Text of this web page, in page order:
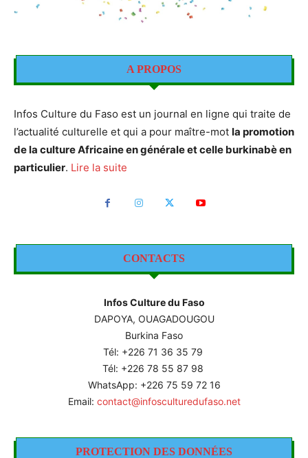
A PROPOS
Infos Culture du Faso est un journal en ligne qui traite de
l’actualité culturelle et qui a pour maître-mot la promotion
de la culture Africaine en générale et celle burkinabè en
particulier. Lire la suite
CONTACTS
Infos Culture du Faso
DAPOYA, OUAGADOUGOU
Burkina Faso
Tél: +226 71 36 35 79
Tél: +226 78 55 87 98
WhatsApp: +226 75 59 72 16
Email: contact@infosculturedufaso.net
PROTECTION DES DONNÉES